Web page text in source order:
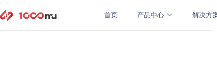
首页 产品中心 解决方
400-860-9070